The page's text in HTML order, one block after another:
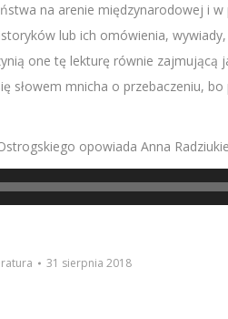
na arenie międzynarodowej i
lub ich omówienia,
one tę lekturę równie zajmującą
słowem mnicha o przebaczeniu, bo
opowiada Anna
31 sierpnia 2018